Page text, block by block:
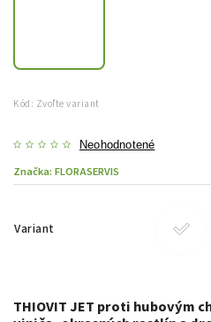
Kód: Zvoľte variant
Neohodnotené
Značka: FLORASERVIS
Variant
THIOVIT JET proti hubovým